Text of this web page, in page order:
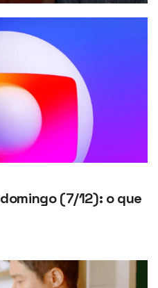
(7/12): o que